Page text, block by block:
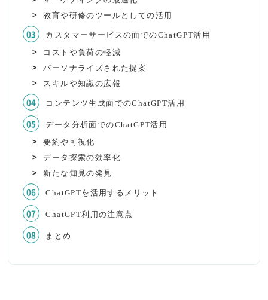
教育や研修のツールとしての活用
カスタマーサービスの面でのChatGPT活用
コストや負荷の軽減
パーソナライズされた提案
スキルや知識の広報
コンテンツ生成面でのChatGPT活用
データ分析面でのChatGPT活用
要約や可視化
データ探索の効率化
新たな知見の発見
ChatGPTを活用するメリット
ChatGPT利用の注意点
まとめ